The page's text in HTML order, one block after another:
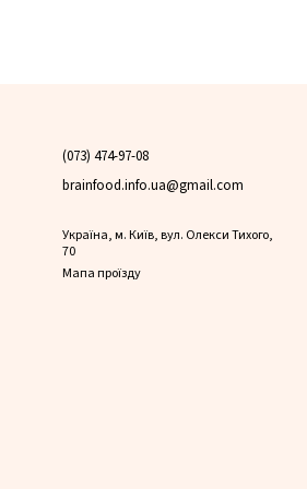
(073) 474-97-08
brainfood.info.ua@gmail.com
Україна, м. Київ, вул. Олекси Тихого,
70
Мапа проїзду